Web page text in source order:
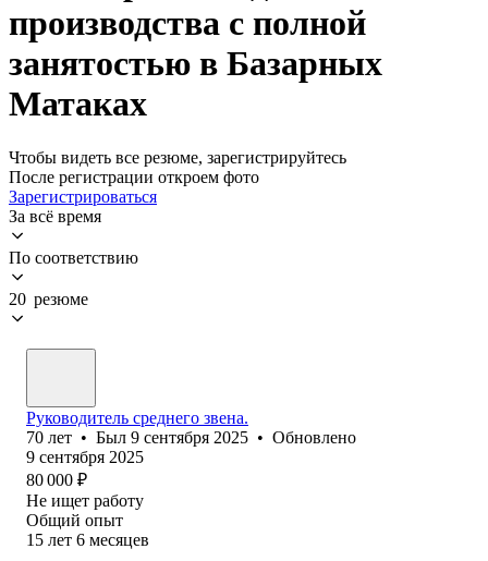
производства с полной
занятостью в Базарных
Матаках
Чтобы видеть все резюме, зарегистрируйтесь
После регистрации откроем фото
Зарегистрироваться
За всё время
По соответствию
20 резюме
Руководитель среднего звена.
70 лет • Был 9 сентября 2025 • Обновлено
9 сентября 2025
80 000 ₽
Не ищет работу
Общий опыт
15 лет 6 месяцев